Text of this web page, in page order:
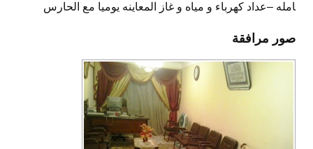
امله –عداد كهرباء و مياه و غاز المعاينه يوميا مع الحارس
صور مرافقة